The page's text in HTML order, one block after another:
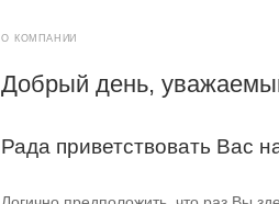
О КОМПАНИИ
Добрый день,
Рада приветствовать Вас